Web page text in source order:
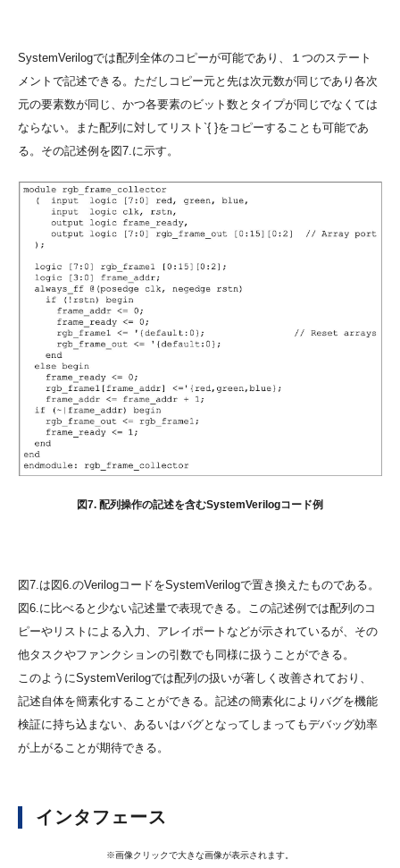
SystemVerilogでは配列全体のコピーが可能であり、１つのステート
メントで記述できる。ただしコピー元と先は次元数が同じであり各次
元の要素数が同じ、かつ各要素のビット数とタイプが同じでなくては
ならない。また配列に対してリスト`{ }をコピーすることも可能であ
る。その記述例を図7.に示す。
図7. 配列操作の記述を含むSystemVerilogコード例
図7.は図6.のVerilogコードをSystemVerilogで置き換えたものである。
図6.に比べると少ない記述量で表現できる。この記述例では配列のコ
ピーやリストによる入力、アレイポートなどが示されているが、その
他タスクやファンクションの引数でも同様に扱うことができる。
このようにSystemVerilogでは配列の扱いが著しく改善されており、
記述自体を簡素化することができる。記述の簡素化によりバグを機能
検証に持ち込まない、あるいはバグとなってしまってもデバッグ効率
が上がることが期待できる。
インタフェース
※画像クリックで大きな画像が表示されます。